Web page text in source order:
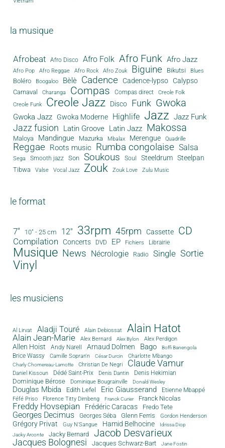
la musique
Afrobeat Afro Disco Afro Folk Afro Funk Afro Jazz
Afro Pop Afro Reggae Afro Rock Afro Zouk Biguine Bikutsi Blues
Boléro Boogaloo Bèlè Cadence Cadence-lypso Calypso
Carnaval Charanga Compas Compas direct
Creole Folk
Creole Funk
Creole Jazz Disco Funk Gwoka
Gwoka Jazz Gwoka Moderne Highlife Jazz Jazz Funk
Jazz fusion Latin Groove Latin Jazz Makossa
Maloya Mandingue Mazurka Mbalax Merengue Quadrille
Reggae Roots music Rumba congolaise Salsa
Sega Smooth jazz Son Soukous Soul Steeldrum Steelpan
Tibwa Valse Vocal Jazz Zouk Zouk Love Zulu Music
le format
7" 10" - 25 cm 12" 33rpm 45rpm Cassette CD
Compilation Concerts DVD EP Fichiers Librairie
Musique News Nécrologie Radio Single Sortie
Vinyl
les musiciens
Al Lirvat Aladji Touré Alain Debiossat Alain Hatot
Alain Jean-Marie Alex Bernard Alex Bylon Alex Perdigon
Allen Hoist Andy Narell Arnaud Dolmen Bago Boffi Banengola
Brice Wassy Camille Sopran'n César Durcin Charlotte Mbango
Charly Chomereau-Lamotte Christian De Negri Claude Vamur
Daniel Kissoun Dédé Saint-Prix Denis Dantin Denis Hekimian
Dominique Bérose Dominique Bougrainville Donald Wesley
Douglas Mbida Edith Lefel Eric Giausserand Etienne Mbappé
Féfé Priso Florence Titty Dimbeng Franck Curier Franck Nicolas
Freddy Hovsepian Frédéric Caracas Fredo Tete
Georges Decimus Georges Séba Glenn Ferris Gordon Henderson
Grégory Privat Guy N'Sangue Hamid Belhocine
Idrissa Diop
Jacky Arconte
Jacky Bernard Jacob Desvarieux
Jacques Bolognesi Jacques Schwarz-Bart Jane Fostin